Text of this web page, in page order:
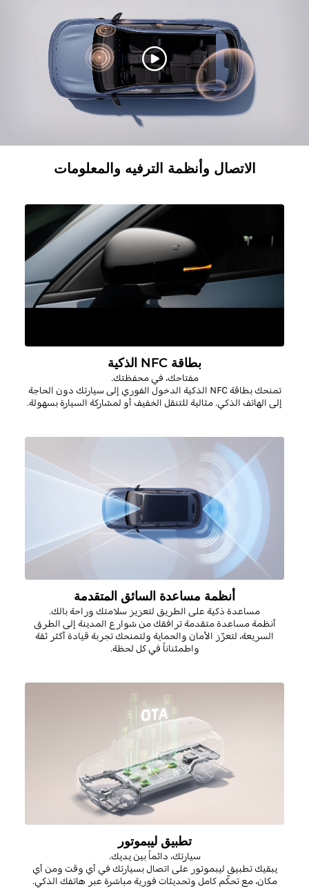
الاتصال وأنظمة الترفيه والمعلومات
بطاقة NFC الذكية
مفتاحك، في محفظتك.
تمنحك بطاقةNFC الذكية الدخول الفوري إلى سيارتك دون الحاجة
إلى الهاتف الذكي. مثالية للتنقل الخفيف أو لمشاركة السيارة بسهولة.
أنظمة مساعدة السائق المتقدمة
مساعدة ذكية على الطريق لتعزيز سلامتك وراحة بالك.
أنظمة مساعدة متقدمة ترافقك من شوارع المدينة إلى الطرق
السريعة، لتعزّز الأمان والحماية ولتمنحك تجربة قيادة أكثر ثقة
واطمئناناً في كل لحظة.
تطبيق ليبموتور
سيارتك، دائماً بين يديك.
يبقيك تطبيق ليبموتور على اتصال بسيارتك في أي وقت ومن أي
مكان، مع تحكّم كامل وتحديثات فورية مباشرة عبر هاتفك الذكي.